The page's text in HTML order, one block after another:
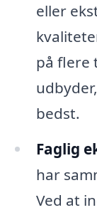
eller
på flere
bedst.
Faglig
har
Ved at